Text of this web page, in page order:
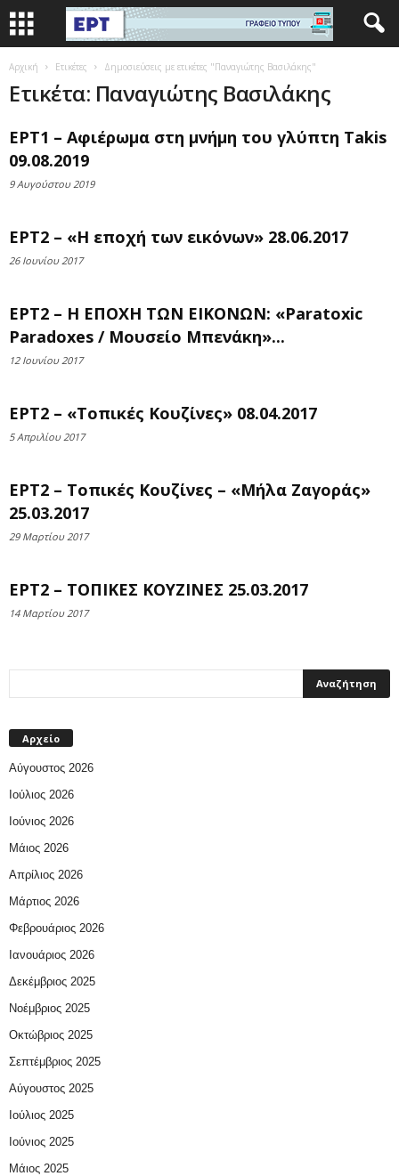
Αρχική Ετικέτες Δημοσιεύσεις με ετικέτες "Παναγιώτης Βασιλάκης"
Ετικέτα: Παναγιώτης Βασιλάκης
ΕΡΤ1 – Αφιέρωμα στη μνήμη του γλύπτη Τakis
09.08.2019
9 Αυγούστου 2019
ΕΡΤ2 – «Η εποχή των εικόνων» 28.06.2017
26 Ιουνίου 2017
ΕΡΤ2 – Η ΕΠΟΧΗ ΤΩΝ ΕΙΚΟΝΩΝ: «Paratoxic
Paradoxes / Μουσείο Μπενάκη»...
12 Ιουνίου 2017
ΕΡΤ2 – «Τοπικές Κουζίνες» 08.04.2017
5 Απριλίου 2017
ΕΡΤ2 – Τοπικές Κουζίνες – «Mήλα Ζαγοράς»
25.03.2017
29 Μαρτίου 2017
ΕΡΤ2 – ΤΟΠΙΚΕΣ ΚΟΥΖΙΝΕΣ 25.03.2017
14 Μαρτίου 2017
Αρχείο
Αύγουστος 2026
Ιούλιος 2026
Ιούνιος 2026
Μάιος 2026
Απρίλιος 2026
Μάρτιος 2026
Φεβρουάριος 2026
Ιανουάριος 2026
Δεκέμβριος 2025
Νοέμβριος 2025
Οκτώβριος 2025
Σεπτέμβριος 2025
Αύγουστος 2025
Ιούλιος 2025
Ιούνιος 2025
Μάιος 2025